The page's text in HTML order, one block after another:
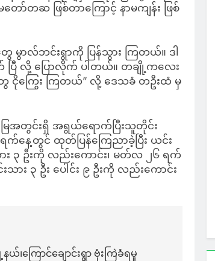
ော်တဆ ဖြစ်တာကြောင့် နာမကျန်း ဖြစ်
ာလ်ဘင်းရွာကို ပြန်သွား ကြတယ်။ ဒါ
ြီ လို့ ပြောလိုက် ပါတယ်။ တချို့ကလေး
ငိုကြွေး ကြတယ်” လို့ ဒေသခံ တဦးထံ မှ
မြေအတွင်းရှိ အရွယ်ရောက်ပြီးသူတိုင်း
နေ့တွင် ထုတ်ပြန်ကြေညာခဲ့ပြီး ယင်း
ား ၃ ဦးကို လည်းကောင်း၊ မတ်လ ၂၆ ရက်
သား ၃ ဦး ပေါင်း ၉ ဦးကို လည်းကောင်း
၊ကြောင်ချောင်းရွာ ဗုံးကြဲခံရမှု